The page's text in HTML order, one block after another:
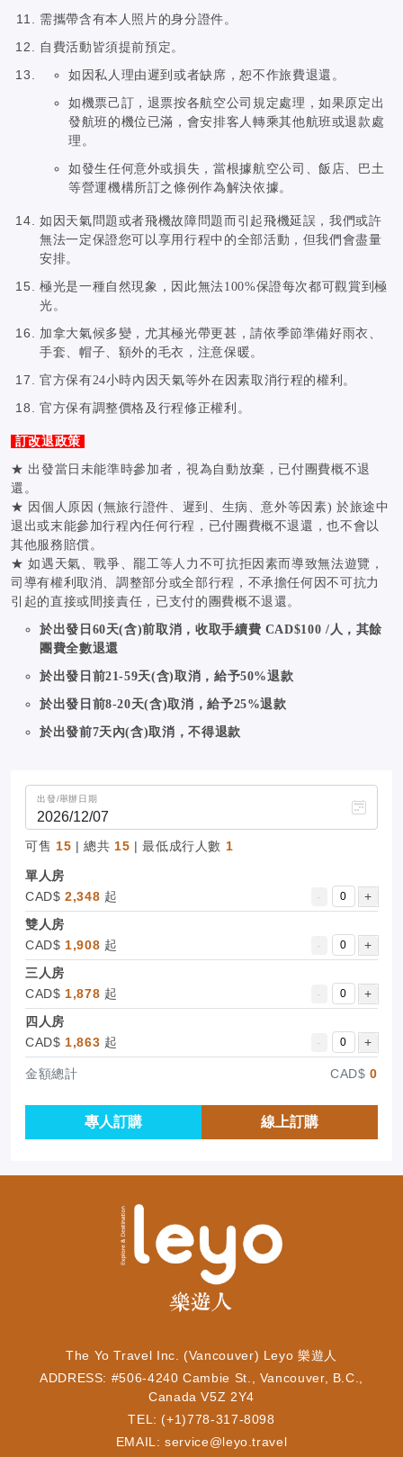
需攜帶含有本人照片的身分證件。
自費活動皆須提前預定。
如因私人理由遲到或者缺席，恕不作旅費退還。
如機票己訂，退票按各航空公司規定處理，如果原定出
發航班的機位已滿，會安排客人轉乘其他航班或退款處
理。
如發生任何意外或損失，當根據航空公司、飯店、巴土
等營運機構所訂之條例作為解決依據。 ​
如因天氣問題或者飛機故障問題而引起飛機延誤，我們或許
無法一定保證您可以享用行程中的全部活動，但我們會盡量
安排。
極光是一種自然現象，因此無法100%保證每次都可觀賞到極
光。
加拿大氣候多變，尤其極光帶更甚，請依季節準備好雨衣、
手套、帽子、額外的毛衣，注意保暖。
官方保有24小時內因天氣等外在因素取消行程的權利。
官方保有調整價格及行程修正權利。
訂改退政策
★ 出發當日未能準時參加者，視為自動放棄，已付團費概不退
還。
★ 因個人原因 (無旅行證件、遲到、生病、意外等因素) 於旅途中
退出或末能參加行程內任何行程，已付團費概不退還，也不會以
其他服務賠償。
★如遇天氣、戰爭、罷工等人力不可抗拒因素而導致無法遊覽，
司導有權利取消、調整部分或全部行程，不承擔任何因不可抗力
引起的直接或間接責任，已支付的團費概不退還。
於出發日60天(含)前取消，收取手續費 CAD$100 /人，其餘
團費全數退還
於出發日前21-59天(含)取消，給予50%退款
於出發日前8-20天(含)取消，給予25%退款
於出發前7天內(含)取消，不得退款
出發/舉辦日期
可售 15 | 總共 15 | 最低成行人數 1
單人房
CAD$ 2,348 起 -
+
雙人房
CAD$ 1,908 起 -
+
三人房
CAD$ 1,878 起 -
+
四人房
CAD$ 1,863 起 - +
金額總計 CAD$0
專人訂購 線上訂購
The Yo Travel Inc. (Vancouver) Leyo 樂遊人
ADDRESS: #506-4240 Cambie St., Vancouver, B.C.,
Canada V5Z 2Y4
TEL: (+1)778-317-8098
EMAIL:service@leyo.travel